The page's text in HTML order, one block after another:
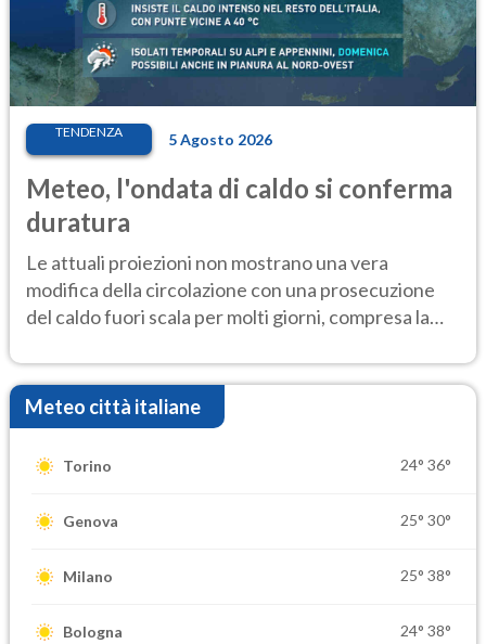
TENDENZA 5 Agosto 2026
Meteo, l'ondata di caldo si conferma
duratura
Le attuali proiezioni non mostrano una vera
modifica della circolazione con una prosecuzione
del caldo fuori scala per molti giorni, compresa la
Meteo città italiane
Torino 24° 36°
Genova 25° 30°
Milano 25° 38°
Bologna 24° 38°